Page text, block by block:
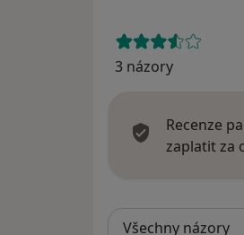
3 názory
Recenze
zaplatit za